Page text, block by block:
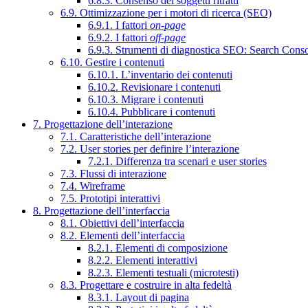
6.9. Ottimizzazione per i motori di ricerca (SEO)
6.9.1. I fattori on-page
6.9.2. I fattori off-page
6.9.3. Strumenti di diagnostica SEO: Search
6.10. Gestire i contenuti
6.10.1. L’inventario dei contenuti
6.10.2. Revisionare i contenuti
6.10.3. Migrare i contenuti
6.10.4. Pubblicare i contenuti
7. Progettazione dell’interazione
7.1. Caratteristiche dell’interazione
7.2. User stories per definire l’interazione
7.2.1. Differenza tra scenari e user stories
7.3. Flussi di interazione
7.4. Wireframe
7.5. Prototipi interattivi
8. Progettazione dell’interfaccia
8.1. Obiettivi dell’interfaccia
8.2. Elementi dell’interfaccia
8.2.1. Elementi di composizione
8.2.2. Elementi interattivi
8.2.3. Elementi testuali (microtesti)
8.3. Progettare e costruire in alta fedeltà
8.3.1. Layout di pagina